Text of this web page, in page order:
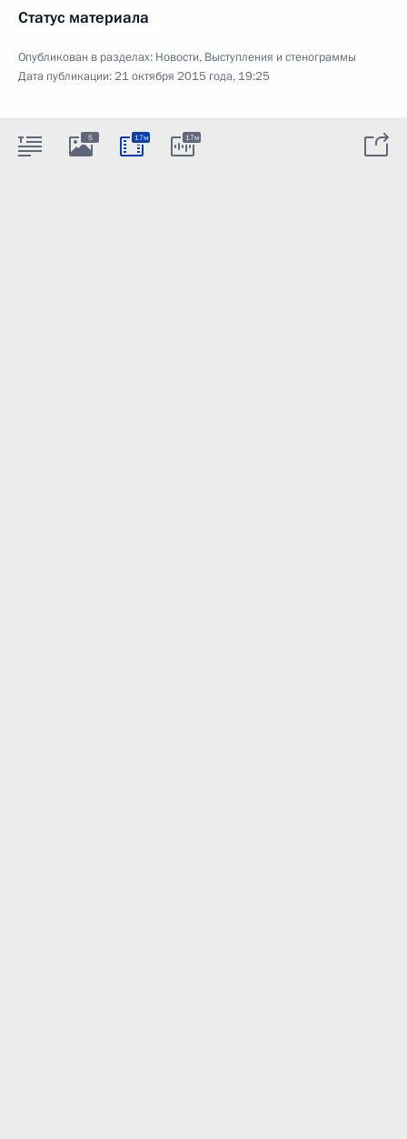
Статус материала
Опубликован в разделах: Новости, Выступления и стенограммы
Дата публикации:21 октября 2015 года, 19:25
5 17м 17м